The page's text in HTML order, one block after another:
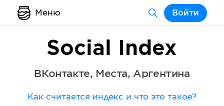
Меню Войти
Social Index
ВКонтакте, Места, Аргентина
Как считается индекс и что это такое?